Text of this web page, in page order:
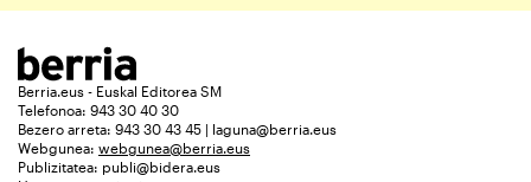
Berria.eus - Euskal Editorea SM
Telefonoa: 943 30 40 30
Bezero arreta: 943 30 43 45 | laguna@berria.eus
Webgunea: webgunea@berria.eus
Publizitatea: publi@bidera.eus